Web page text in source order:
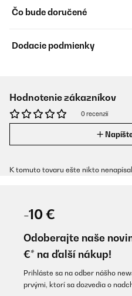
Čo bude doručené
Dodacie podmienky
Hodnotenie zákazníkov
0 recenzií
K tomuto tovaru ešte nikto
-10 €
Odoberajte naše
€* na ďalší nákup!
Prihláste sa na odber nášho
prvými, ktorí sa dozvedia o